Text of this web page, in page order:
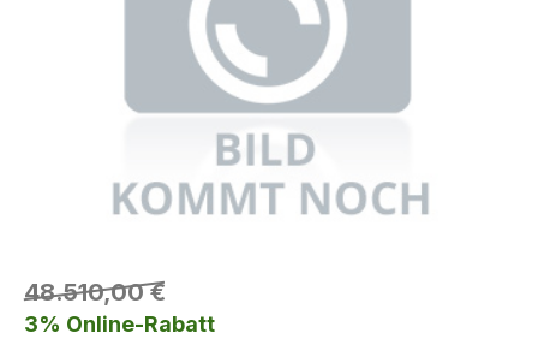
48.510,00 €
3% Online-Rabatt